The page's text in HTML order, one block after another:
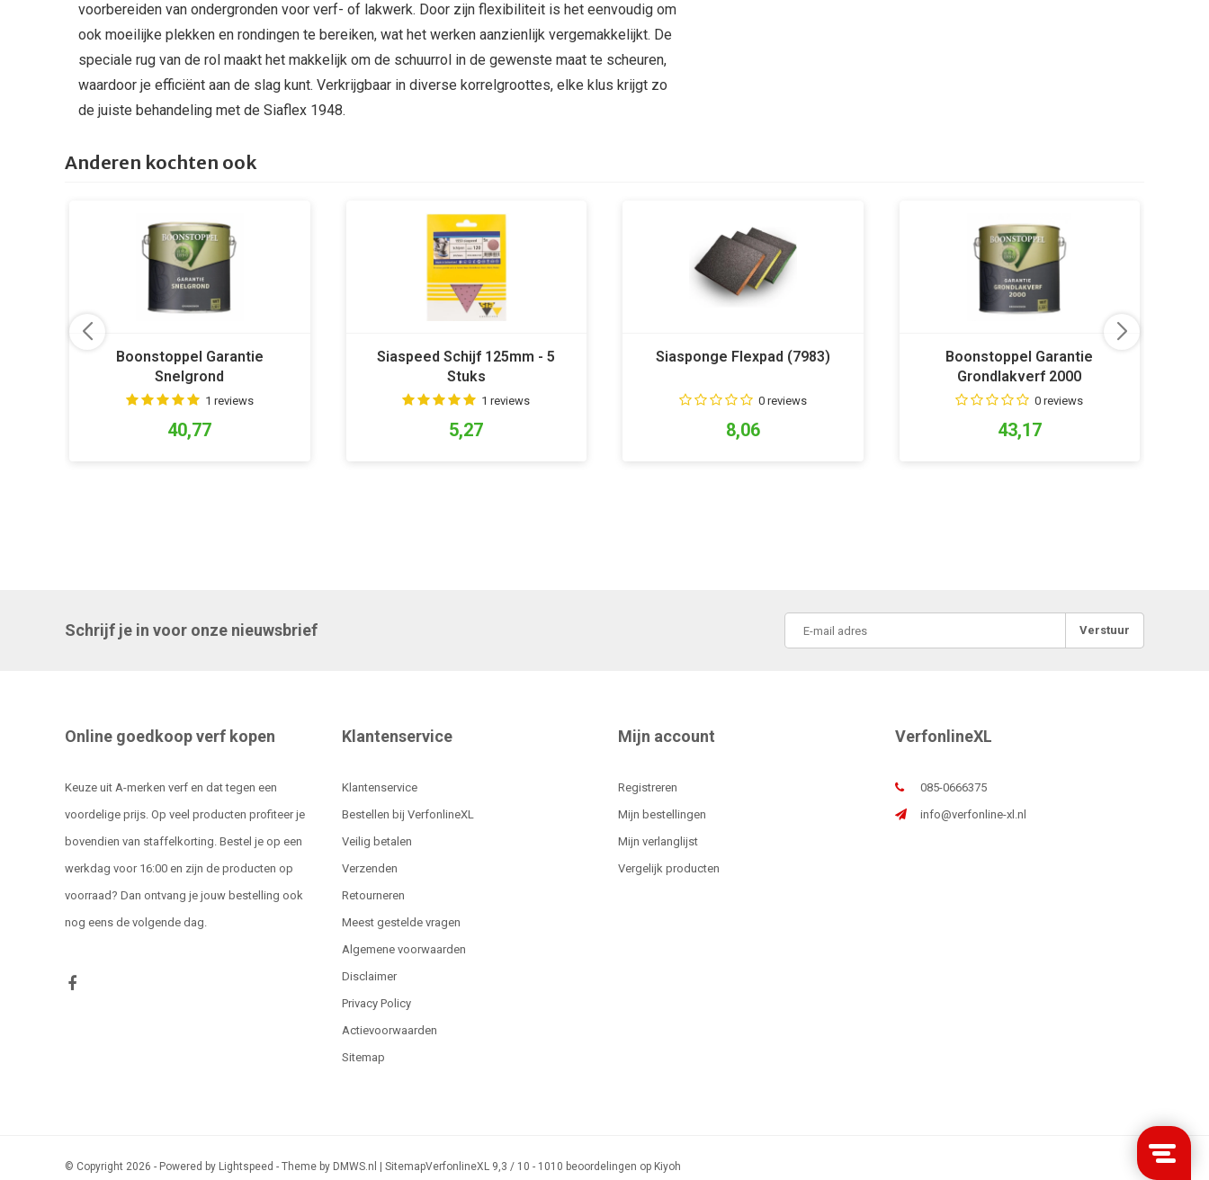
voorbereiden van ondergronden voor verf- of lakwerk. Door zijn flexibiliteit is het eenvoudig om
ook moeilijke plekken en rondingen te bereiken, wat het werken aanzienlijk vergemakkelijkt. De
speciale rug van de rol maakt het makkelijk om de schuurrol in de gewenste maat te scheuren,
waardoor je efficiënt aan de slag kunt. Verkrijgbaar in diverse korrelgroottes, elke klus krijgt zo
de juiste behandeling met de Siaflex 1948.
Anderen kochten ook
Boonstoppel Garantie
Snelgrond
1 reviews
40,77
Siaspeed Schijf 125mm - 5
Stuks
1 reviews
5,27
Siasponge Flexpad (7983)
0 reviews
8,06
Boonstoppel Garantie
Grondlakverf 2000
0 reviews
43,17
Schrijf je in voor onze nieuwsbrief Verstuur
Online goedkoop verf kopen
Keuze uit A-merken verf en dat tegen een
voordelige prijs. Op veel producten profiteer je
bovendien van staffelkorting. Bestel je op een
werkdag voor 16:00 en zijn de producten op
voorraad? Dan ontvang je jouw bestelling ook
nog eens de volgende dag.
Klantenservice
Klantenservice
Bestellen bij VerfonlineXL
Veilig betalen
Verzenden
Retourneren
Meest gestelde vragen
Algemene voorwaarden
Disclaimer
Privacy Policy
Actievoorwaarden
Sitemap
Mijn account
Registreren
Mijn bestellingen
Mijn verlanglijst
Vergelijk producten
VerfonlineXL
085-0666375
info@verfonline-xl.nl
© Copyright 2026 - Powered by Lightspeed - Theme by DMWS.nl SitemapVerfonlineXL 9,3 / 10 - 1010 beoordelingen op Kiyoh